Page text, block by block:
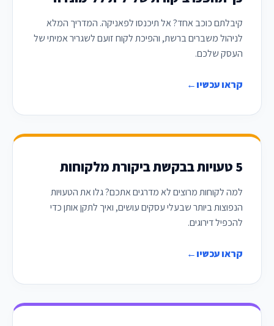
קיבלתם כוכב אחד? אל תיכנסו לפאניקה. המדריך המלא
לניהול משברים ברשת, והפיכת לקוח זועם לשגריר אמיתי של
העסק שלכם.
קראו עכשיו←
5 טעויות בבקשת ביקורת מלקוחות
למה לקוחות מרוצים לא מדרגים אתכם? גלו את הטעויות
הנפוצות ביותר שבעלי עסקים עושים, ואיך לתקן אותן כדי
להכפיל דירוגים.
קראו עכשיו←